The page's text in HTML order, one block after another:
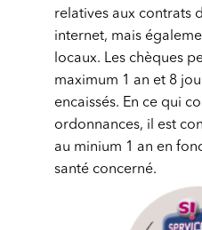
relatives aux contrats
internet, mais
locaux. Les chèques
maximum 1 an et 8
encaissés. En ce qui
ordonnances, il est
au minium 1 an en
santé concerné.